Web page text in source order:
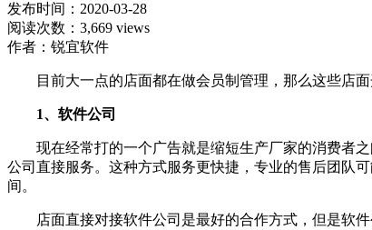
发布时间：2020-03-28
阅读次数：3,669 views
作者：锐宜软件
目前大一点的店面都在做会员制管理，那么这些店
1、软件公司
现在经常打的一个广告就是缩短生产厂家的消费者
公司直接服务。这种方式服务更快捷，专业的售后团队
间。
店面直接对接软件公司是最好的合作方式，但是软